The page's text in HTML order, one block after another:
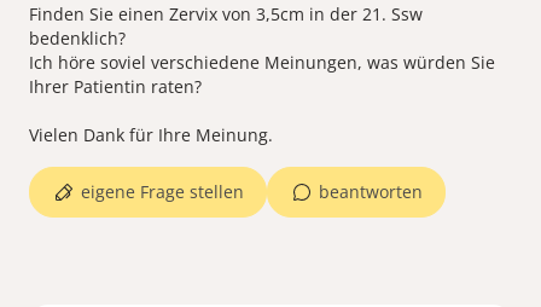
Finden Sie einen Zervix von 3,5cm in der 21. Ssw
bedenklich?
Ich höre soviel verschiedene Meinungen, was würden Sie
Ihrer Patientin raten?
Vielen Dank für Ihre Meinung.
beantworten
eigene Frage stellen